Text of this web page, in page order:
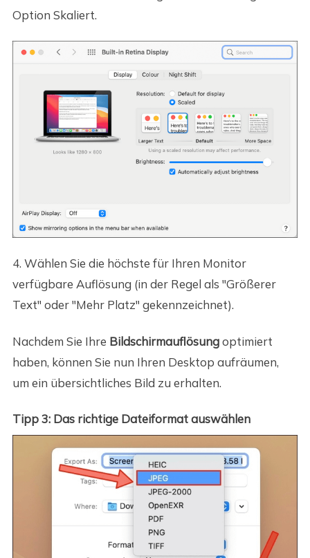
Option Skaliert.
4. Wählen Sie die höchste für Ihren Monitor
verfügbare Auflösung (in der Regel als "Größerer
Text" oder "Mehr Platz" gekennzeichnet).
Nachdem Sie Ihre Bildschirmauflösungoptimiert
haben, können Sie nun Ihren Desktop aufräumen,
um ein übersichtliches Bild zu erhalten.
Tipp 3: Das richtige Dateiformat auswählen